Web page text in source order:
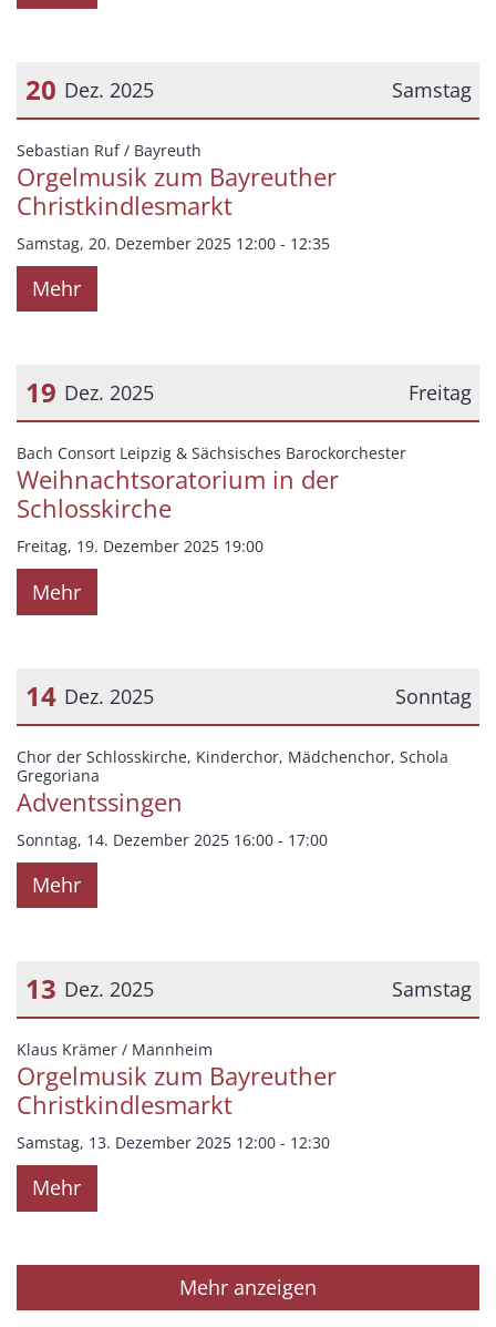
Samstag
20 Dez. 2025
Datum: 20. Dezember 2025
Sebastian Ruf / Bayreuth
Orgelmusik zum Bayreuther
Christkindlesmarkt
Samstag, 20. Dezember 2025 12:00 - 12:35
Mehr
Freitag
19 Dez. 2025
Datum: 19. Dezember 2025
Bach Consort Leipzig & Sächsisches Barockorchester:
Weihnachtsoratorium in der
Schlosskirche
Freitag, 19. Dezember 2025 19:00
Mehr
Sonntag
14 Dez. 2025
Datum: 14. Dezember 2025
Chor der Schlosskirche, Kinderchor, Mädchenchor, Schola
Gregoriana
Adventssingen
Sonntag, 14. Dezember 2025 16:00 - 17:00
Mehr
Samstag
13 Dez. 2025
Datum: 13. Dezember 2025
Klaus Krämer / Mannheim
Orgelmusik zum Bayreuther
Christkindlesmarkt
Samstag, 13. Dezember 2025 12:00 - 12:30
Mehr
Mehr anzeigen